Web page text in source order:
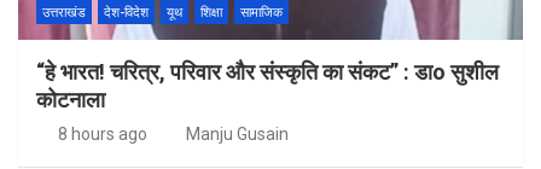
उत्तराखंड देश-विदेश यूथ शिक्षा सामाजिक
“हे भारत! चरित्र, परिवार और संस्कृति का संकट” : डाo सुशील
कोटनाला
8 hours ago Manju Gusain